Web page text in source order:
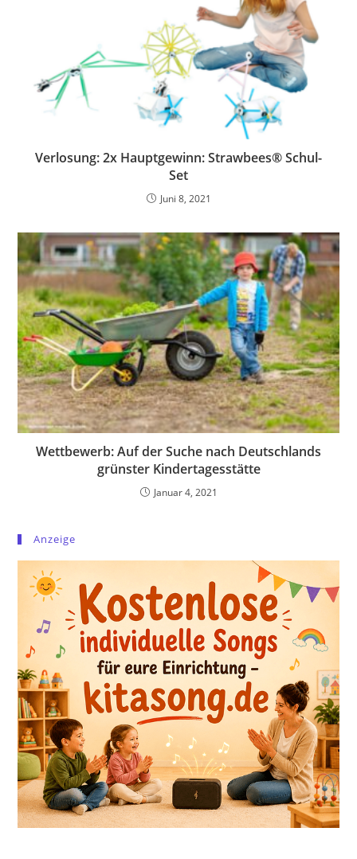
Verlosung: 2x Hauptgewinn: Strawbees® Schul-
Set
Juni 8, 2021
Wettbewerb: Auf der Suche nach Deutschlands
grünster Kindertagesstätte
Januar 4, 2021
Anzeige